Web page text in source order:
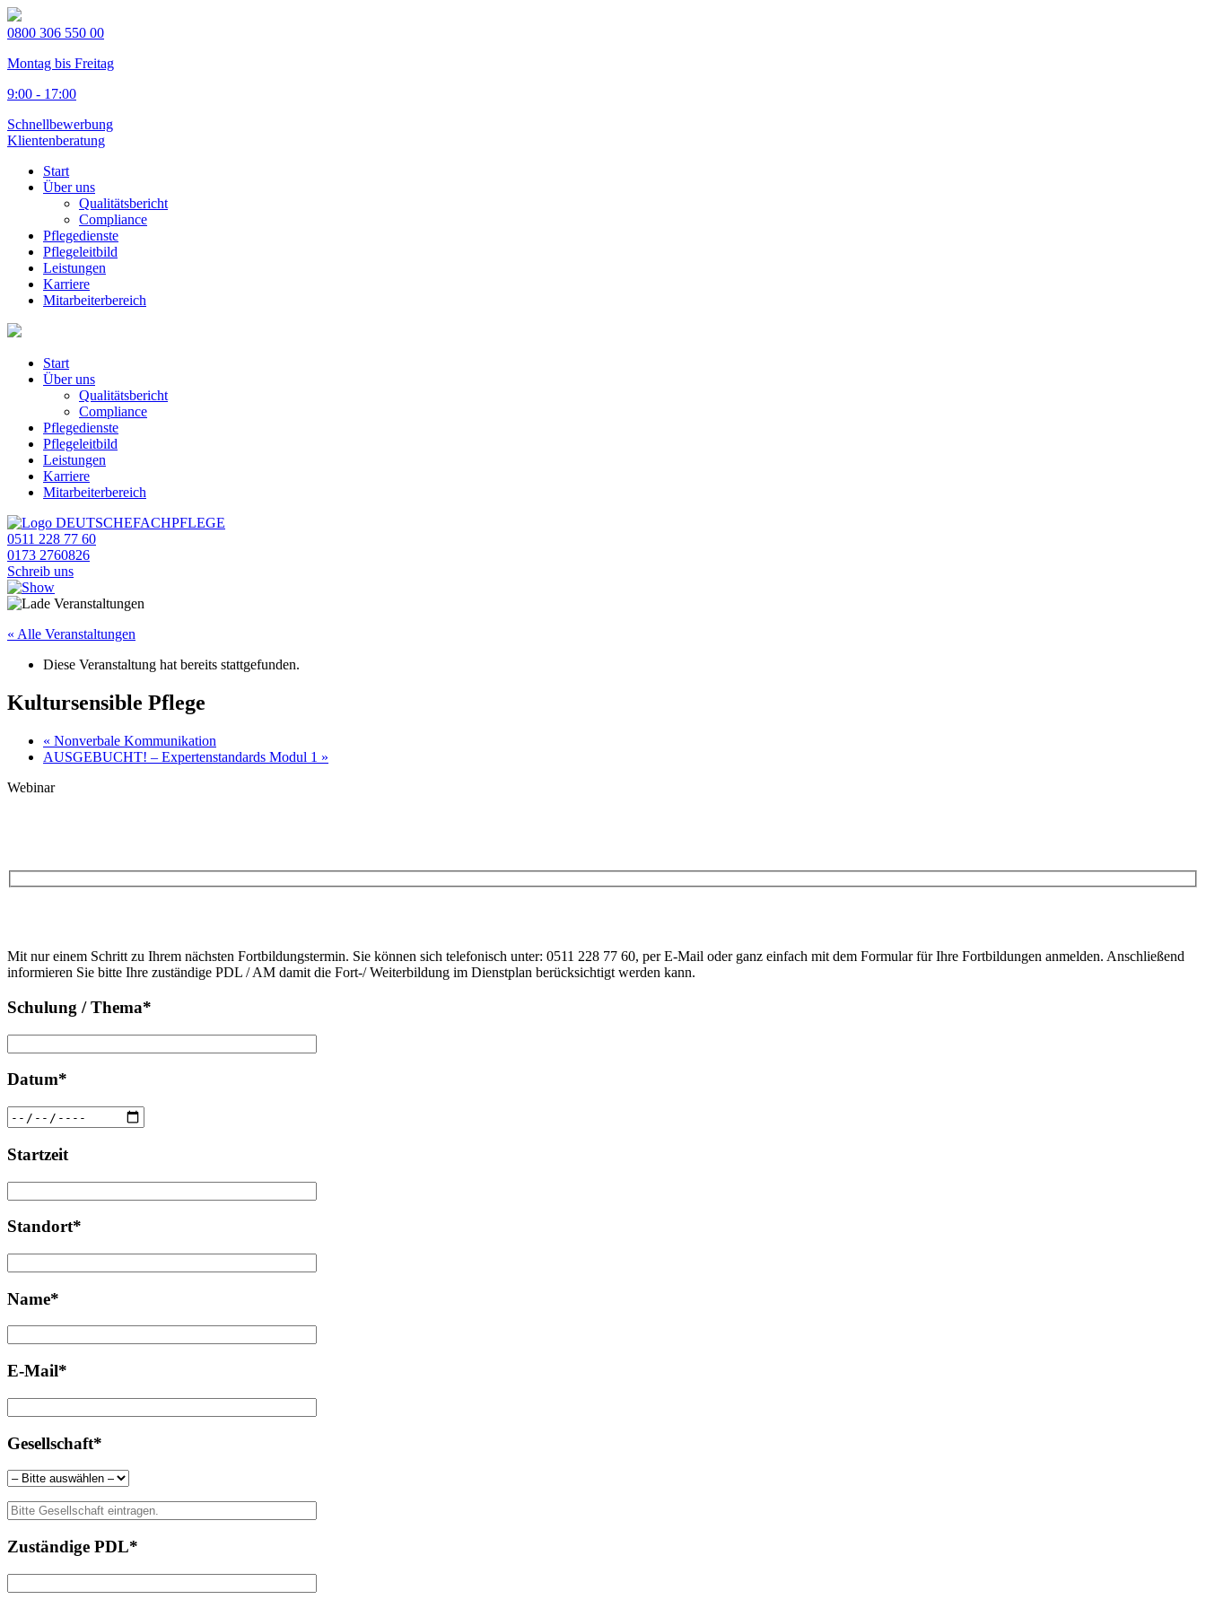
0800 306 550 00
Montag bis Freitag
9:00 - 17:00
Schnellbewerbung
Klientenberatung
Start
Über uns
Qualitätsbericht
Compliance
Pflegedienste
Pflegeleitbild
Leistungen
Karriere
Mitarbeiterbereich
Start
Über uns
Qualitätsbericht
Compliance
Pflegedienste
Pflegeleitbild
Leistungen
Karriere
Mitarbeiterbereich
0511 228 77 60
0173 2760826
Schreib uns
« Alle Veranstaltungen
Diese Veranstaltung hat bereits stattgefunden.
Kultursensible Pflege
« Nonverbale Kommunikation
AUSGEBUCHT! – Expertenstandards Modul 1 »
Webinar
Feld
leer.
lasse
dieses
leer.
Mit nur einem Schritt zu Ihrem nächsten Fortbildungstermin. Sie können sich telefonisch unter: 0511 228 77 60, per E-Mail oder ganz einfach mit dem Formular für Ihre Fortbildungen anmelden. Anschließend
informieren Sie bitte Ihre zuständige PDL / AM damit die Fort-/ Weiterbildung im Dienstplan berücksichtigt werden kann.
Schulung / Thema*
Datum*
Startzeit
Standort*
Name*
E-Mail*
Gesellschaft*
Zuständige PDL*